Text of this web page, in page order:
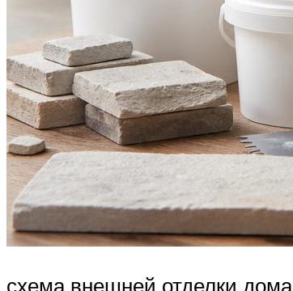
схема внешней отделки дома